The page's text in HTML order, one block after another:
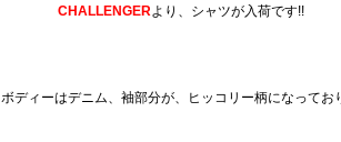
CHALLENGERより、シャツが入荷です!!
ボディーはデニム、袖部分が、ヒッコリー柄になってお